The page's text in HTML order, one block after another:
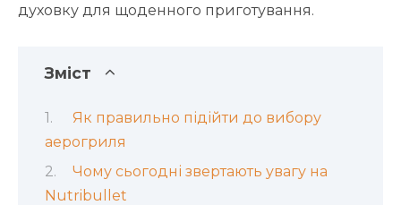
духовку для щоденного приготування.
Зміст
Як правильно підійти до вибору
аерогриля
Чому сьогодні звертають увагу на
Nutribullet